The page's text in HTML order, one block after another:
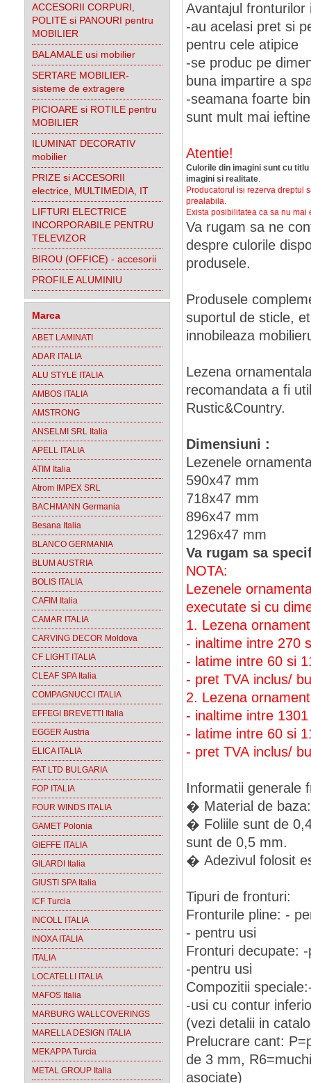
ACCESORII CORPURI,
POLITE si PANOURI pentru
MOBILIER
BALAMALE usi mobilier
SERTARE MOBILIER-
sisteme de extragere
PICIOARE si ROTILE pentru
MOBILIER
ILUMINAT DECORATIV
mobilier
PRIZE si ACCESORII
electrice, MULTIMEDIA, IT
LIFTURI ELECTRICE
INCORPORABILE PENTRU
TELEVIZOR
BIROU (OFFICE) - accesorii
PROFILE ALUMINIU
Marca
ABET LAMINATI
ADAR ITALIA
ALU STYLE ITALIA
AMBOS ITALIA
AMSTRONG
ANSELMI SRL Italia
APELL ITALIA
ATIM Italia
Atrom IMPEX SRL
BACHMANN Germania
Besana Italia
BLANCO GERMANIA
BLUM AUSTRIA
BOLIS ITALIA
CAFIM Italia
CAMAR ITALIA
CARVING DECOR Moldova
CF LIGHT ITALIA
CLEAF SPA Italia
COMPAGNUCCI ITALIA
EFFEGI BREVETTI Italia
EGGER Austria
ELICA ITALIA
FAT LTD BULGARIA
FOP ITALIA
FOUR WINDS ITALIA
GAMET Polonia
GIEFFE ITALIA
GILARDI Italia
GIUSTI SPA Italia
ICF Turcia
INCOLL ITALIA
INOXA ITALIA
ITALIA
LOCATELLI ITALIA
MAFOS Italia
MARBURG WALLCOVERINGS
MARELLA DESIGN ITALIA
MEKAPPA Turcia
METAL GROUP Italia
Avantajul
-au acelasi pret si
pentru cele atipice
-se produc pe
buna impartire a
-seamana foarte
sunt mult mai
Atentie!
Culorile din imagini sunt cu
imagini si realitate.
Producatorul isi rezerva dreptul
prealabila.
Exista posibilitatea ca sa nu
Va rugam sa ne
despre culorile
produsele.
Produsele
suportul de sticle,
innobileaza
Lezena
recomandata a fi
Rustic&Country.
Dimensiuni :
Lezenele
590x47 mm
718x47 mm
896x47 mm
1296x47 mm
Va rugam sa
NOTA:
Lezenele
executate si cu
1. Lezena
- inaltime intre 270
- latime intre 60 si
- pret TVA inclus/
2. Lezena
- inaltime intre
- latime intre 60 si
- pret TVA inclus/
Informatii generale
� Material de
� Foliile sunt de
sunt de 0,5 mm.
� Adezivul folosit
Tipuri de fronturi:
Fronturile pline: -
- pentru usi
Fronturi decupate:
-pentru usi
Compozitii
-usi cu contur
(vezi detalii in
Prelucrare cant:
de 3 mm,
asociate)